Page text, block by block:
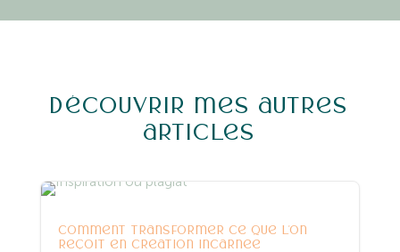
Découvrir mes autres
articles
comment transformer ce que l’on
reçoit en création incarnée